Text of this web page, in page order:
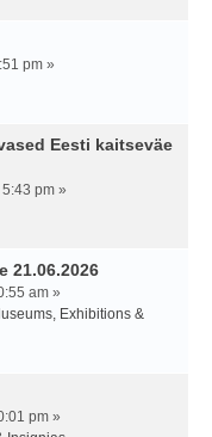
pm »
Eesti kaitseväe
pm »
21.06.2026
am »
Exhibitions &
pm »